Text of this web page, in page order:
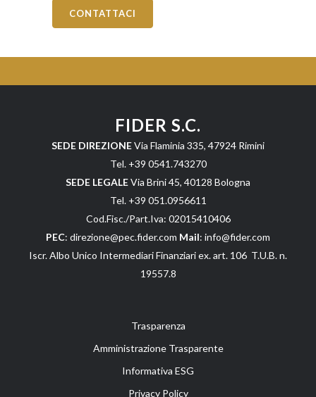
CONTATTACI
FIDER S.C.
SEDE DIREZIONEVia Flaminia 335, 47924 Rimini
Tel. +39 0541.743270
SEDE LEGALEVia Brini 45, 40128 Bologna
Tel. +39 051.0956611
Cod.Fisc./Part.Iva: 02015410406
PEC: direzione@pec.fider.comMail: info@fider.com
Iscr. Albo Unico Intermediari Finanziari ex. art. 106 T.U.B. n.
19557.8
Trasparenza
Amministrazione Trasparente
Informativa ESG
Privacy Policy